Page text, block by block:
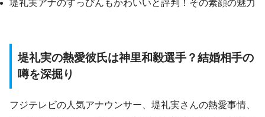
堤礼実アナのすっぴんもかわいいと評判！その素顔の魅力
堤礼実の熱愛彼氏は神里和毅選手？結婚相手の
噂を深掘り
フジテレビの人気アナウンサー、堤礼実さんの熱愛事情、